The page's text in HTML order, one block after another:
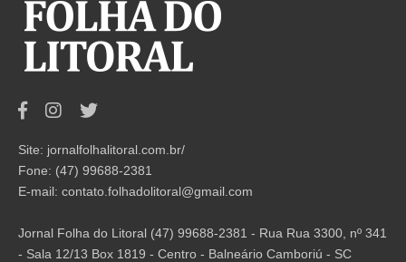
Site: jornalfolhalitoral.com.br/
Fone: (47) 99688-2381
E-mail: contato.folhadolitoral@gmail.com
Jornal Folha do Litoral (47) 99688-2381 - Rua Rua 3300, nº 341
- Sala 12/13 Box 1819 - Centro - Balneário Camboriú - SC